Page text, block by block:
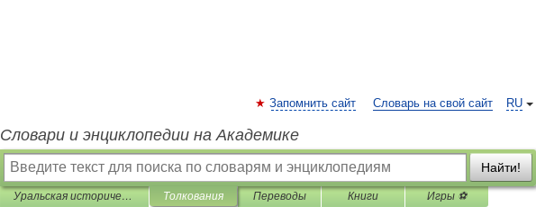
RU
Запомнить сайт Словарь на свой сайт
Словари и энциклопедии на Академике
Найти!
Уральская историческая энциклопедия Толкования Переводы Книги Игры ⚽